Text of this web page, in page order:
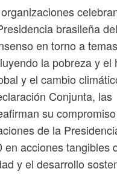
brasileña
en torno a
la pobreza y el
y el cambio
Conjunta, las
su
de la
en acciones tangibles
y el desarrollo